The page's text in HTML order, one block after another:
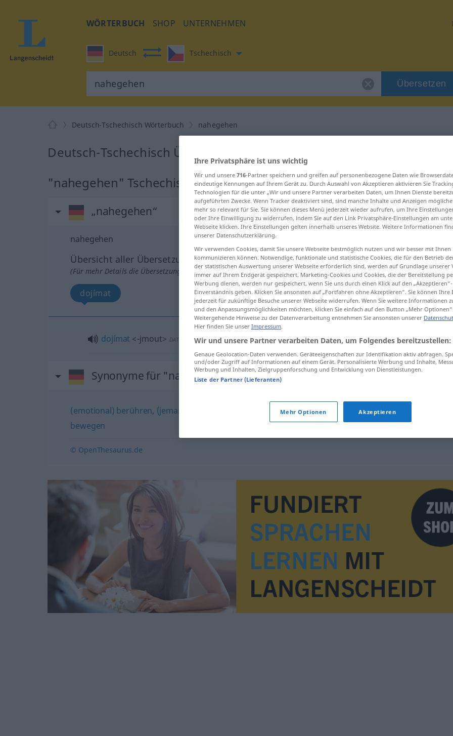
WÖRTERBUCH SHOP UNTERNEHMEN
Deutsch Tschechisch
Übersetzen
Deutsch-Tschechisch Wörterbuch nahegehen
Deutsch-Tschechisch Übersetzung für "nahegehen"
"nahegehen" Tschechisch Übersetzung
„nahegehen“
nahegehen
Übersicht aller Übersetzungen
(Für mehr Details die Übersetzung anklicken/antippen)
dojímat
dojímat <-jmout> DATAKK nahegehenrühren
Synonyme für "nahegehen"
(emotional) berühren, (jemanden) anrühren (geh.) (jemanden) anfassen (geh., fig.),(innerlich)
bewegen
© OpenThesaurus.de
Ihre Privatsphäre ist uns wichtig
Wir und unsere 716-Partner speichern und greifen auf personenbezogene Daten wie
eindeutige Kennungen auf Ihrem Gerät zu. Durch Auswahl von Akzeptieren aktivieren Sie
Technologien für die unter „Wir und unsere Partner verarbeiten Daten, um Ihnen Dienste
aufgeführten Zwecke. Wenn Tracker deaktiviert sind, sind manche Inhalte und Anzeigen
mehr so relevant für Sie. Sie können dieses Menü jederzeit wieder aufrufen, um Ihre
oder Ihre Einwilligung zu widerrufen, indem Sie auf den Link Privatsphäre-Einstellungen am
Webseite klicken. Ihre Einstellungen gelten innerhalb unseres Website. Weitere Informationen
unserer Datenschutzerklärung.
Wir verwenden Cookies, damit Sie unsere Webseite bestmöglich nutzen und wir besser mit Ihnen
kommunizieren können. Notwendige, funktionale und statistische Cookies, die für den Betrieb
der statistischen Auswertung unserer Webseite erforderlich sind, werden auf Grundlage unserer
immer auf Ihrem Endgerät gespeichert. Marketing-Cookies und Cookies, die der Bereitstellung
Werbung dienen, werden nur gespeichert, wenn Sie uns durch einen Klick auf den
Einverständnis geben. Klicken Sie ansonsten auf „Fortfahren ohne Akzeptieren“. Sie können
jederzeit für zukünftige Besuche unserer Webseite widerrufen. Wenn Sie weitere Informationen
und den Anpassungsmöglichkeiten möchten, klicken Sie einfach auf den Button „Mehr
Weitergehende Hinweise zu der Datenverarbeitung entnehmen Sie ansonsten unserer
Hier finden Sie unser Impressum.
Wir und unsere Partner verarbeiten Daten, um Folgendes bereitzustellen:
Genaue Geolocation-Daten verwenden. Geräteeigenschaften zur Identifikation aktiv abfragen.
und/oder Zugriff auf Informationen auf einem Gerät. Personalisierte Werbung und Inhalte,
Werbung und Inhalten, Zielgruppenforschung und Entwicklung von Dienstleistungen.
Liste der Partner (Lieferanten)
Mehr Optionen Akzeptieren